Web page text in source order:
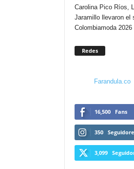
Carolina Pico Ríos,
Jaramillo llevaron el
Colombiamoda 2026
Redes
Farandula.co
16,500 Fans
350
3,099